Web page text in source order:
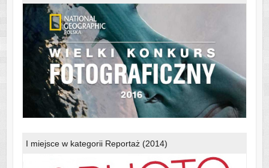
I miejsce w kategorii Reportaż (2014)